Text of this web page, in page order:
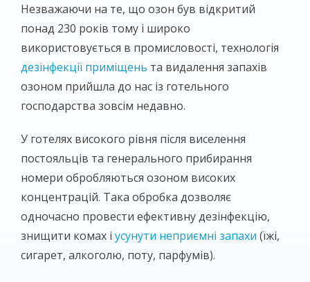
Незважаючи на те, що озон був відкритий
понад 230 років тому і широко
використовується в промисловості, технологія
дезінфекції приміщень та видалення запахів
озоном прийшла до нас із готельного
господарства зовсім недавно.
У готелях високого рівня після виселення
постояльців та генерального прибирання
номери обробляються озоном високих
концентрацій. Така обробка дозволяє
одночасно провести ефективну дезінфекцію,
знищити комах і усунути неприємні запахи (їжі,
сигарет, алкоголю, поту, парфумів).